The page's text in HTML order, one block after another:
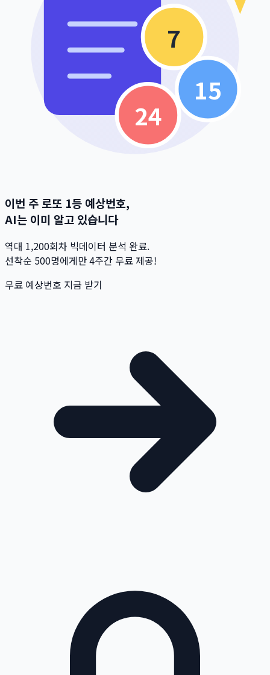
7
15
24
이번 주 로또 1등 예상번호,
AI는 이미 알고 있습니다
역대 1,200회차 빅데이터 분석 완료.
선착순 500명에게만 4주간 무료 제공!
무료 예상번호 지금 받기